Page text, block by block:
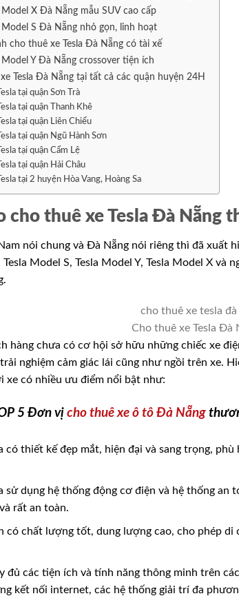
Model X Đà Nẵng mẫu SUV cao cấp
Model S Đà Nẵng nhỏ gọn, linh hoạt
cho thuê xe Tesla Đà Nẵng có tài xế
Model Y Đà Nẵng crossover tiện ích
Tesla Đà Nẵng tại tất cả các quận huyện 24H
tại quận Sơn Trà
tại quận Thanh Khê
tại quận Liên Chiểu
tại quận Ngũ Hành Sơn
tại quận Cẩm Lệ
tại quận Hải Châu
tại 2 huyện Hòa Vang, Hoàng Sa
cho thuê xe Tesla Đà Nẵng
nói chung và Đà Nẵng nói riêng thì đã xuất
Model S, Tesla Model Y, Tesla Model X
Cho thuê xe Tesla Đà
hàng chưa có cơ hội sở hữu những chiếc xe
nghiệm cảm giác lái cũng như ngồi trên xe.
xe có nhiều ưu điểm nổi bật như:
5 Đơn vị cho thuê xe ô tô Đà Nẵng
có thiết kế đẹp mắt, hiện đại và sang trọng,
sử dụng hệ thống động cơ điện và hệ thống an
rất an toàn.
có chất lượng tốt, dung lượng cao, cho phép
đủ các tiện ích và tính năng thông minh trên
kết nối internet, các hệ thống giải trí đa